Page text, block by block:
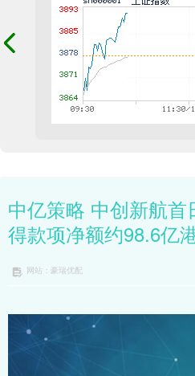
中亿策略 中创新航
得款项净额约98.6亿
网站：豪瑞优配